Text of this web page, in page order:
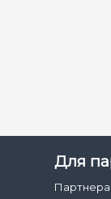
Для